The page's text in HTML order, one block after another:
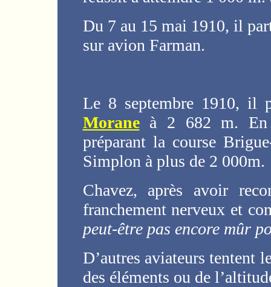
Du 7 au 15 mai 1910, il
sur avion Farman.
Le 8 septembre 1910, il
Moraneà 2 682 m. En
préparant la course
Simplon à plus de 2 000m.
Chavez, après avoir
franchement nerveux et
peut-être pas encore mûr
D’autres aviateurs tentent
des éléments ou de